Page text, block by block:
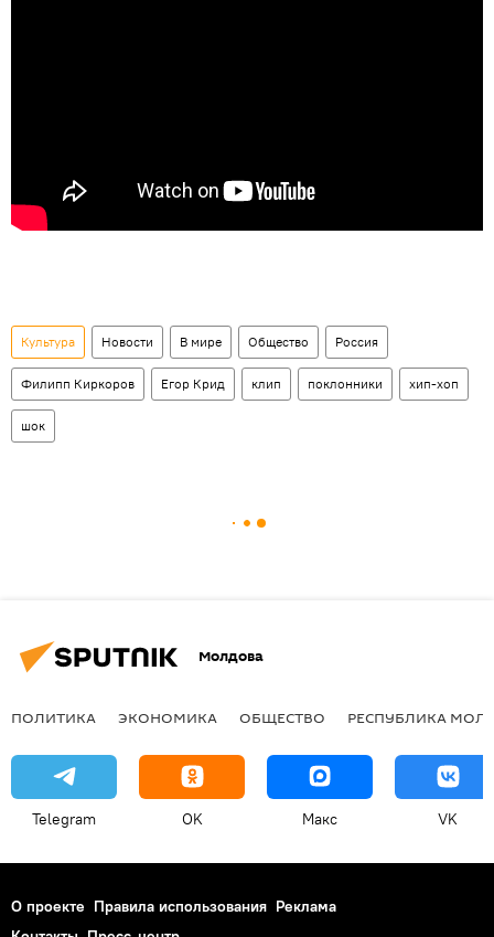
Культура Новости В мире Общество Россия
Филипп Киркоров Егор Крид клип поклонники хип-хоп
шок
Молдова
ПОЛИТИКА ЭКОНОМИКА ОБЩЕСТВО РЕСПУБЛИКА
Telegram OK Макс VK
О проекте Правила использования Реклама